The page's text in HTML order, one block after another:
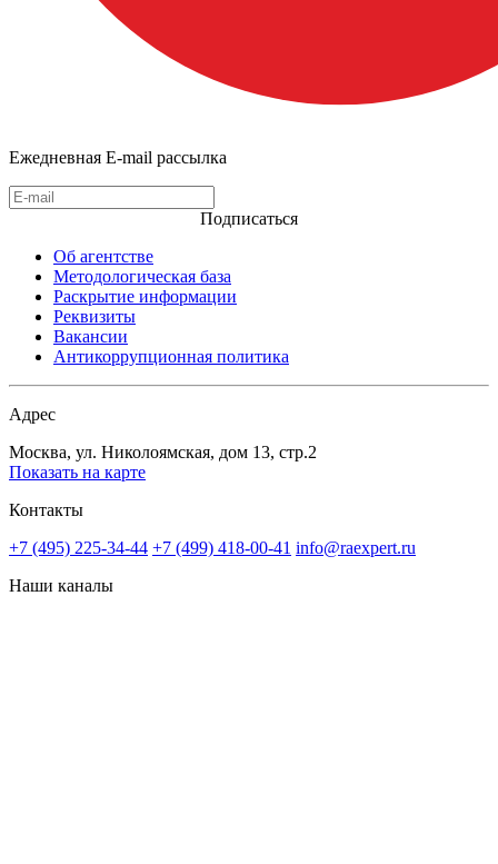
Ежедневная E-mail рассылка
Подписаться
Об агентстве
Методологическая база
Раскрытие информации
Реквизиты
Вакансии
Антикоррупционная политика
Адрес
Москва, ул. Николоямская, дом 13, стр.2
Показать на карте
Контакты
+7 (495) 225-34-44 +7 (499) 418-00-41 info@raexpert.ru
Наши каналы